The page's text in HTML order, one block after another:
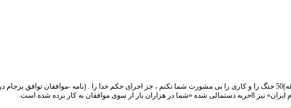
اميرالمومنين می فرمايند: بدانيد ، حقى كه شما بر عهده من داريد ، اين است كه چيزى را از شما مخفى ندارم ، جز اسرار نهج البلاغه)50 جنگ را و كارى را بى مشورت شما نكنم ، جز اجراى